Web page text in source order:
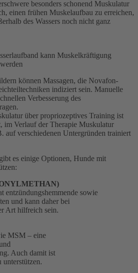
besonders schonend Muskulatur
einen frühen Muskelaufbau zu erreichen,
des Wassers noch nicht ganz
kann Muskelkräftigung
können Massagen, die Novafon-
indiziert sein. Manuelle
Verbesserung des
über propriozeptives Training ist
im Verlauf der Therapie Muskulatur
auf verschiedenen Untergründen trainiert
es einige Optionen, Hunde mit
entzündungshemmende sowie
und kann daher bei
Art hilfreich sein.
MSM – eine
Auch damit ist